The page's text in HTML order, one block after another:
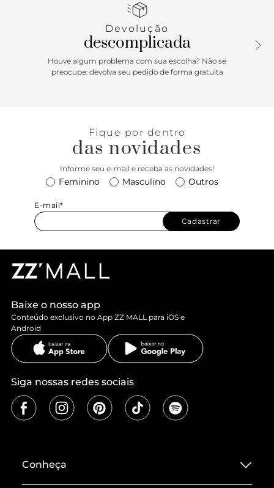
cool com alfaiataria. Aposte!
Devolução
descomplicada
Houve algum problema com sua escolha? Não se
preocupe: devolva seu pedido de forma gratuita
Fique por dentro
das novidades
Informe seu e-mail e receba as novidades!
Feminino Masculino Outros
E-mail*
Cadastrar
Baixe o nosso app
Conteúdo exclusivo no App ZZ MALL para iOS e
Android
Siga nossas redes sociais
Conheça